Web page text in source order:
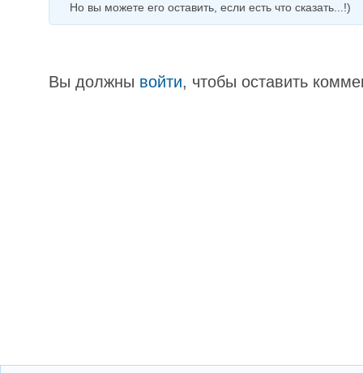
Но вы можете его оставить, если есть что сказать...!)
Вы должны войти, чтобы оставить